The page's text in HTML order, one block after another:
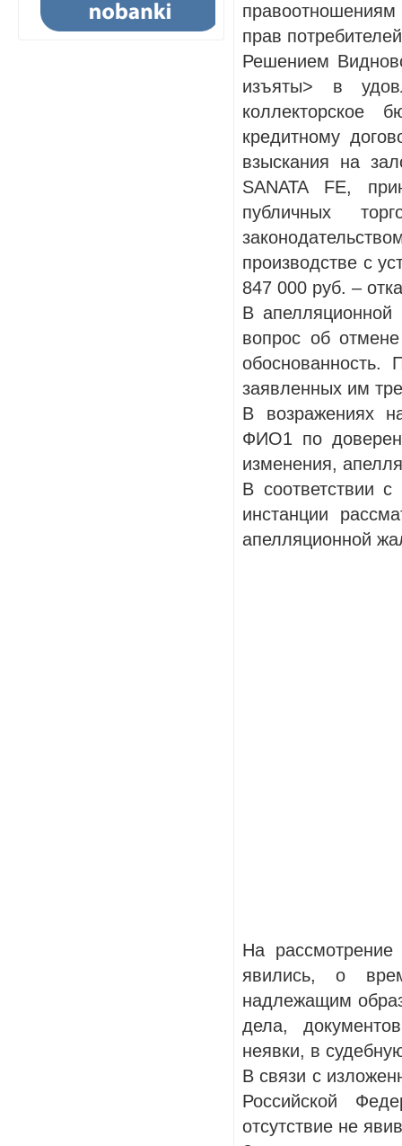
правоотношениям
прав
Решением
изъяты> в
кредитному
взыскания на
SANATA FE,
публичных
производстве с
847 000 руб. –
В
вопрос об
обоснованность.
заявленных им
В возражениях
ФИО1 по
изменения,
В соответствии
инстанции
апелляционной
На
явились, о
надлежащим
дела,
неявки, в
В связи с
Российской
отсутствие не